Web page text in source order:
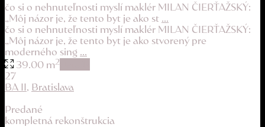
čo si o nehnuteľnosti myslí maklér MILAN ČIERŤAŽSKÝ:
„Môj názor je, že tento byt je ako st ...
čo si o nehnuteľnosti myslí maklér MILAN ČIERŤAŽSKÝ:
„Môj názor je, že tento byt je ako stvorený pre
moderného sing ...
39.00 m2
27
BA II, Bratislava
Predané
kompletná rekonštrukcia